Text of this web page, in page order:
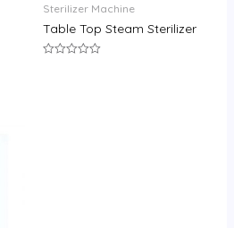
Sterilizer Machine
Table Top Steam Sterilizer